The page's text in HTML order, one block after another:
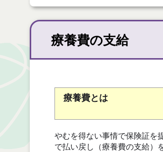
療養費の支給
療養費とは
やむを得ない事情で保険証を
で払い戻し（療養費の支給）